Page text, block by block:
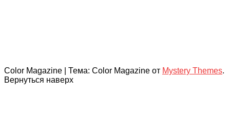
Color Magazine Тема: Color Magazine от Mystery Themes.
Вернуться наверх